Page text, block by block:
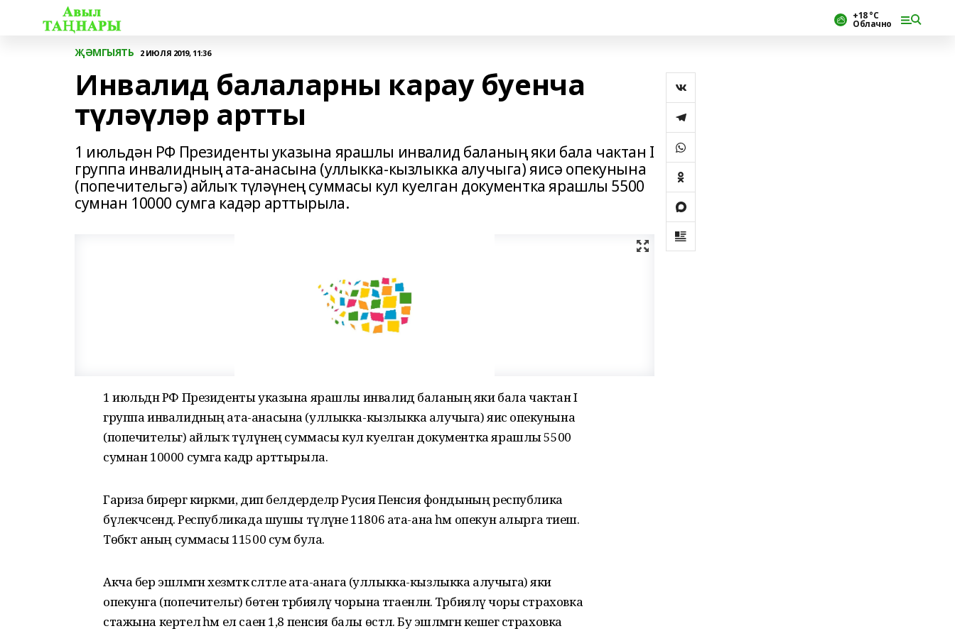
+18 °С
Облачно
ҖӘМГЫЯТЬ 2 ИЮЛЯ 2019, 11:36
Инвалид балаларны карау буенча
түләүләр артты
1 июльдән РФ Президенты указына ярашлы инвалид баланың яки бала чактан I
группа инвалидның ата-анасына (уллыкка-кызлыкка алучыга) яисә опекунына
(попечительгә) айлыҡ түләүнең суммасы кул куелган документка ярашлы 5500
сумнан 10000 сумга кадәр арттырыла.
1 июльдән РФ Президенты указына ярашлы инвалид баланың яки бала чактан I
группа инвалидның ата-анасына (уллыкка-кызлыкка алучыга) яисә опекунына
(попечительгә) айлыҡ түләүнең суммасы кул куелган документка ярашлы 5500
сумнан 10000 сумга кадәр арттырыла.
Гариза бирергә кирәкми, дип белдерделәр Русия Пенсия фондының республика
бүлекчәсендә. Республикада шушы түләүне 11806 ата-ана һәм опекун алырга тиеш.
Төбәктә аның суммасы 11500 сум була.
Акча бер эшләмәгән хезмәткә сәләтле ата-анага (уллыкка-кызлыкка алучыга) яки
опекунга (попечительгә) бөтен тәрбияләү чорына тәгаенләнә. Тәрбияләү чоры страховка
стажына кертелә һәм ел саен 1,8 пенсия балы өстәлә. Бу эшләмәгән кешегә страховка